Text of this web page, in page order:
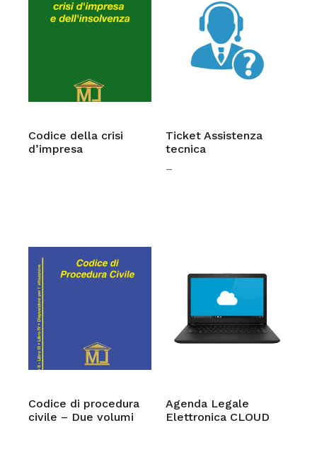
Codice della crisi
d’impresa
Ticket Assistenza
tecnica
–
Codice di procedura
civile – Due volumi
Agenda Legale
Elettronica CLOUD